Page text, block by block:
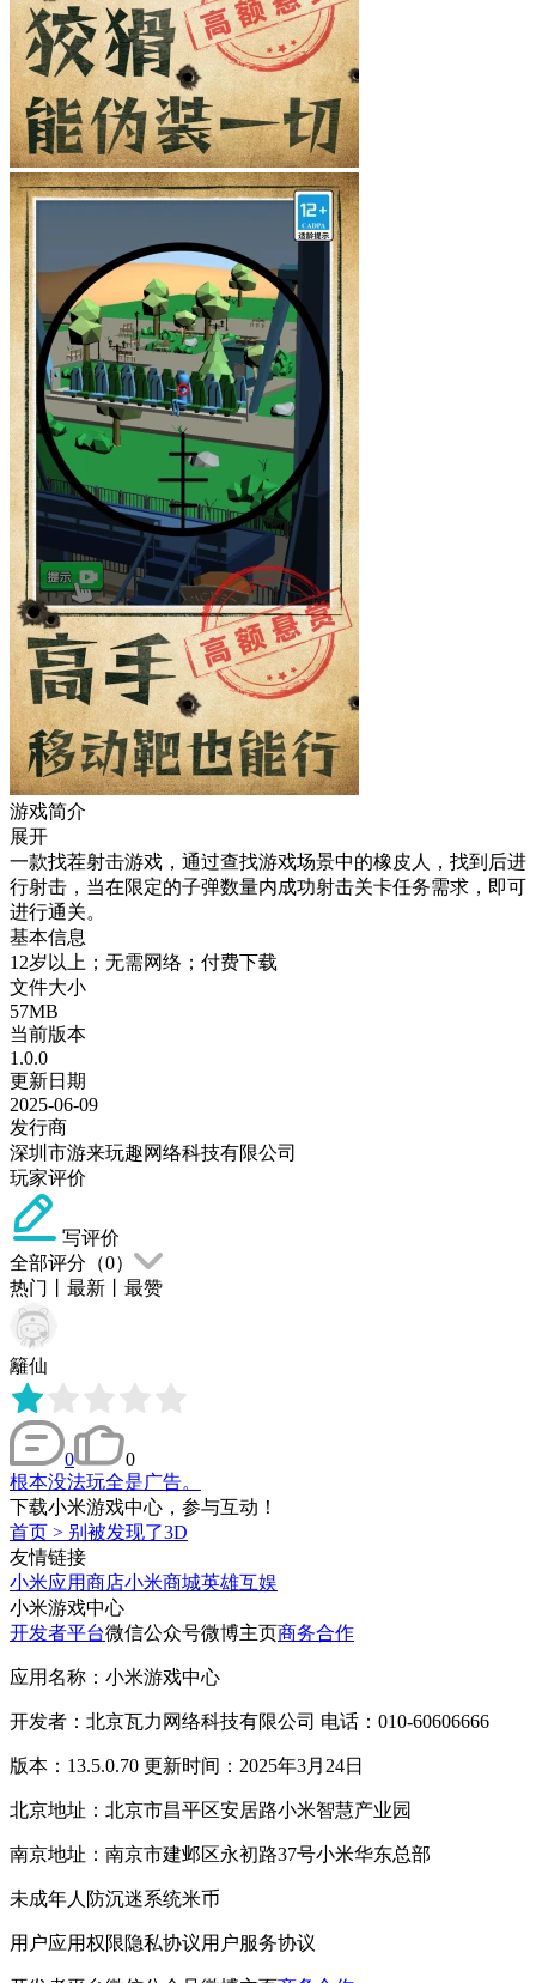
游戏简介
展开
一款找茬射击游戏，通过查找游戏场景中的橡皮人，找到后进
行射击，当在限定的子弹数量内成功射击关卡任务需求，即可
进行通关。
基本信息
12岁以上；无需网络；付费下载
文件大小
57MB
当前版本
1.0.0
更新日期
2025-06-09
发行商
深圳市游来玩趣网络科技有限公司
玩家评价
写评价
全部评分（0）
热门
最新 最赞
籬仙
0
0
根本没法玩全是广告。
下载小米游戏中心，参与互动！
首页 > 别被发现了3D
友情链接
小米应用商店小米商城英雄互娱
小米游戏中心
开发者平台微信公众号微博主页商务合作
应用名称：小米游戏中心
开发者：北京瓦力网络科技有限公司 电话：010-60606666
版本：13.5.0.70 更新时间：2025年3月24日
北京地址：北京市昌平区安居路小米智慧产业园
南京地址：南京市建邺区永初路37号小米华东总部
未成年人防沉迷系统米币
用户应用权限隐私协议用户服务协议